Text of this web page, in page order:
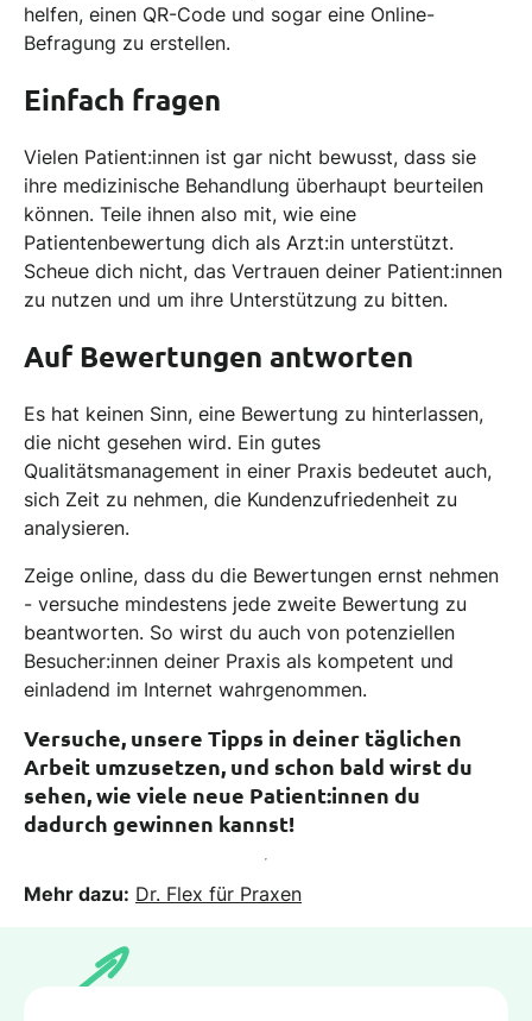
helfen, einen QR-Code und sogar eine Online-
Befragung zu erstellen.
Einfach fragen
Vielen Patient:innen ist gar nicht bewusst, dass sie
ihre medizinische Behandlung überhaupt beurteilen
können. Teile ihnen also mit, wie eine
Patientenbewertung dich als Arzt:in unterstützt.
Scheue dich nicht, das Vertrauen deiner Patient:innen
zu nutzen und um ihre Unterstützung zu bitten.
Auf Bewertungen antworten
Es hat keinen Sinn, eine Bewertung zu hinterlassen,
die nicht gesehen wird. Ein gutes
Qualitätsmanagement in einer Praxis bedeutet auch,
sich Zeit zu nehmen, die Kundenzufriedenheit zu
analysieren.
Zeige online, dass du die Bewertungen ernst nehmen
- versuche mindestens jede zweite Bewertung zu
beantworten. So wirst du auch von potenziellen
Besucher:innen deiner Praxis als kompetent und
einladend im Internet wahrgenommen.
Versuche, unsere Tipps in deiner täglichen
Arbeit umzusetzen, und schon bald wirst du
sehen, wie viele neue Patient:innen du
dadurch gewinnen kannst!
Mehr dazu: Dr. Flex für Praxen